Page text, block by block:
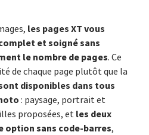
les pages XT vous
et soigné sans
le nombre de pages. Ce
de chaque page plutôt que la
disponibles dans tous
: paysage, portrait et
proposées, et les deux
option sans code-barres,